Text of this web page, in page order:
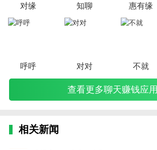
对缘 知聊 惠有缘
呼呼 对对 不就
查看更多聊天赚钱应用
相关新闻